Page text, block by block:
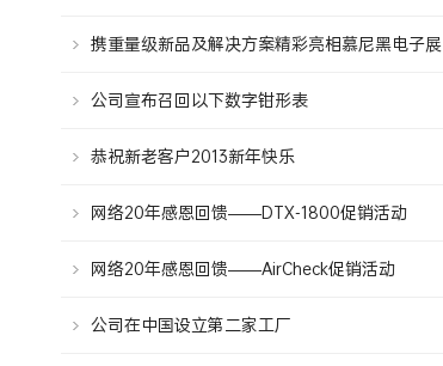
携重量级新品及解决方案精彩亮相慕尼黑电子展
公司宣布召回以下数字钳形表
恭祝新老客户2013新年快乐
网络20年感恩回馈——DTX-1800促销活动
网络20年感恩回馈——AirCheck促销活动
公司在中国设立第二家工厂